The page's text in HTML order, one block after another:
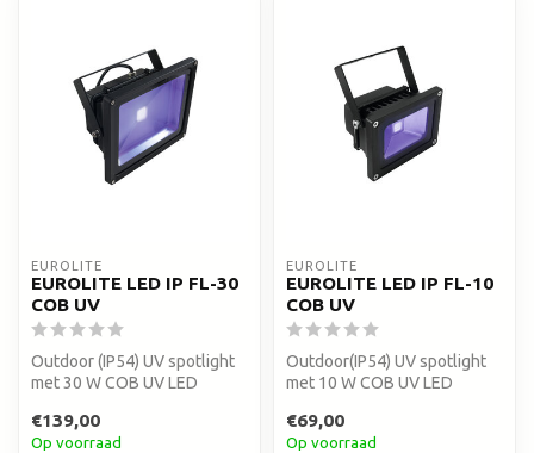
EUROLITE
EUROLITE LED IP FL-30
COB UV
Outdoor (IP54) UV spotlight
met 30 W COB UV LED
€139,00
Op voorraad
EUROLITE
EUROLITE LED IP FL-10
COB UV
Outdoor(IP54) UV spotlight
met 10 W COB UV LED
€69,00
Op voorraad